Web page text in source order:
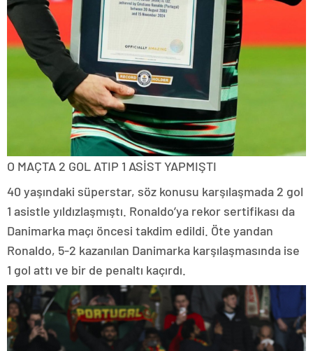
O MAÇTA 2 GOL ATIP 1 ASİST YAPMIŞTI
40 yaşındaki süperstar, söz konusu karşılaşmada 2 gol
1 asistle yıldızlaşmıştı. Ronaldo’ya rekor sertifikası da
Danimarka maçı öncesi takdim edildi. Öte yandan
Ronaldo, 5-2 kazanılan Danimarka karşılaşmasında ise
1 gol attı ve bir de penaltı kaçırdı.